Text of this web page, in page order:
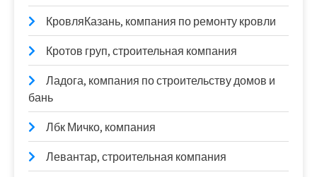
КровляКазань, компания по ремонту кровли
Кротов груп, строительная компания
Ладога, компания по строительству домов и
бань
Лбк Мичко, компания
Левантар, строительная компания